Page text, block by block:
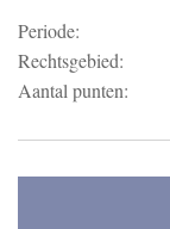
Periode:
Rechtsgebied:
Aantal punten: